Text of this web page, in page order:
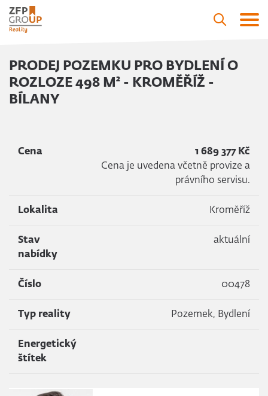
PRODEJ POZEMKU PRO BYDLENÍ O
ROZLOZE 498 M² - KROMĚŘÍŽ -
BÍLANY
Cena
1 689 377 Kč
Cena je uvedena včetně provize a
právního servisu.
Lokalita Kroměříž
Stav
nabídky
aktuální
Číslo 00478
Typ reality Pozemek, Bydlení
Energetický
štítek